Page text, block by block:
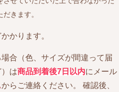
きます。
かります。
合（色、サイズが間違って届
）は商品到着後7日以内にメール
からご連絡ください。 確認後、